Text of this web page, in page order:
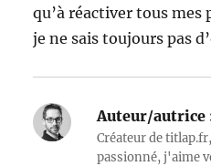
qu’à réactiver tous
je ne sais toujours pas
Auteur/autrice
Créateur de
passionné, j'aime